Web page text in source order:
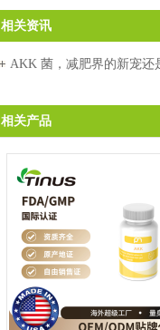
相关资讯
AKK 菌，减肥界的新宠还
相关产品